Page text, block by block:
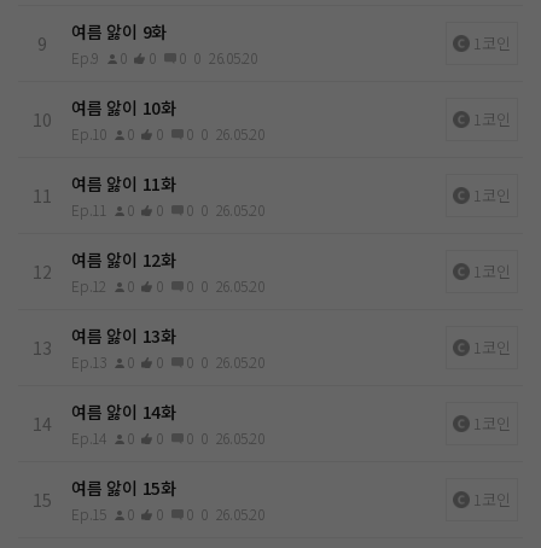
9 여름 앓이 9화
Ep.9 0 0 0 0 26.05.20
1코인
10 여름 앓이 10화
Ep.10 0 0 0 0 26.05.20
1코인
11 여름 앓이 11화
Ep.11 0 0 0 0 26.05.20
1코인
12 여름 앓이 12화
Ep.12 0 0 0 0 26.05.20
1코인
13 여름 앓이 13화
Ep.13 0 0 0 0 26.05.20
1코인
14 여름 앓이 14화
Ep.14 0 0 0 0 26.05.20
1코인
15 여름 앓이 15화
Ep.15 0 0 0 0 26.05.20
1코인